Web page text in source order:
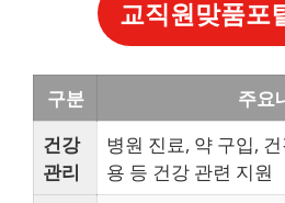
교직원맞품포
구분
주요
건강
관리
병원 진료, 약 구입,
용 등 건강 관련 지원